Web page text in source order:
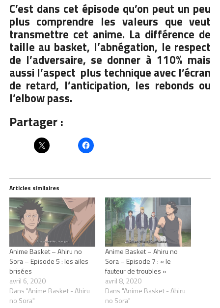
C’est dans cet épisode qu’on peut un peu
plus comprendre les valeurs que veut
transmettre cet anime. La différence de
taille au basket, l’abnégation, le respect
de l’adversaire, se donner à 110% mais
aussi l’aspect plus technique avec l’écran
de retard, l’anticipation, les rebonds ou
l’elbow pass.
Partager :
Articles similaires
Anime Basket – Ahiru no
Sora – Episode 5 : les ailes
brisées
avril 6, 2020
Dans "Anime Basket - Ahiru
no Sora"
Anime Basket – Ahiru no
Sora – Episode 7 : « le
fauteur de troubles »
avril 8, 2020
Dans "Anime Basket - Ahiru
no Sora"